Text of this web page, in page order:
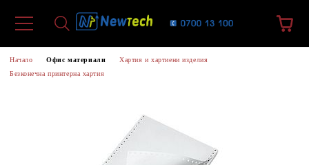
Начало Офис материали
Хартия и хартиени изделия
Безконечна принтерна хартия